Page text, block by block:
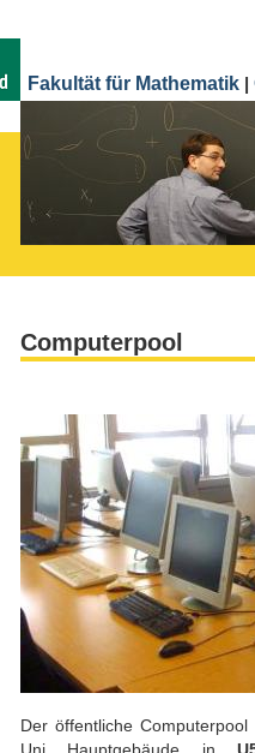
Fakultät für Mathematik
Computerpool
Der öffentliche